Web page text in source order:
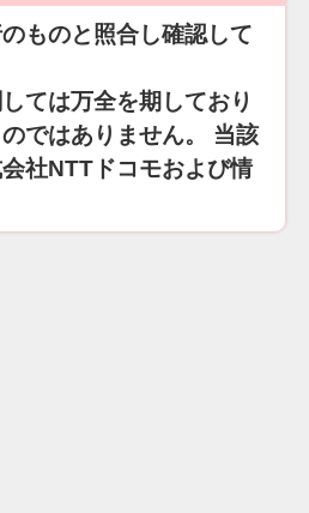
ものと照合し確認して
ては万全を期しており
ではありません。 当該
社NTTドコモおよび情